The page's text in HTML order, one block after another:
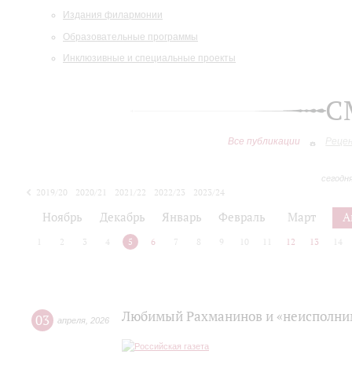
Издания филармонии
Образовательные программы
Инклюзивные и специальные проекты
Все публикации
2019/20 2020/21 2021/22 2022/23
2023/24
Ноябрь Декабрь Январь Февраль Март
2 3 4 5 6 7 8 9 10 12 13 14
03 апреля 2026 Любимый Рахманинов и